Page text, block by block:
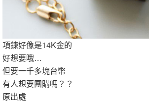
項鍊好像是14K金的
好想要哦…
但要一千多塊台幣
有人想要團購嗎？？
原出處